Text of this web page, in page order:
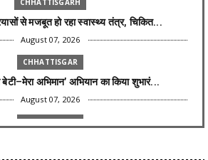
CHHATTISGARH
से मजबूत हो रहा स्वास्थ्य तंत्र, चिकित...
August 07, 2026
CHHATTISGAR
अभिमान’ अभियान का किया शुभारं...
August 07, 2026
CHHATTISGAR